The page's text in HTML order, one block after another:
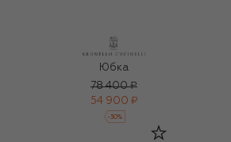
Юбка
78 400 ₽
54 900 ₽
-30%